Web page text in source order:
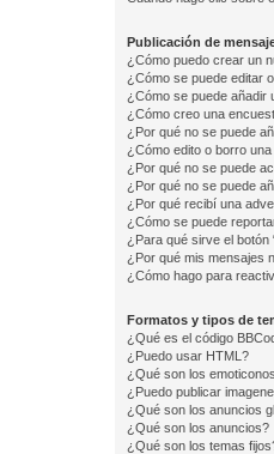
Publicación de
¿Cómo puedo crear un
¿Cómo se puede editar
¿Cómo se puede añadir
¿Cómo creo una
¿Por qué no se puede
¿Cómo edito o borro
¿Por qué no se puede
¿Por qué no se puede
¿Por qué recibí una
¿Cómo se puede
¿Para qué sirve el botón
¿Por qué mis mensajes
¿Cómo hago para
Formatos y tipos de
¿Qué es el código
¿Puedo usar HTML?
¿Qué son los
¿Puedo publicar
¿Qué son los anuncios
¿Qué son los anuncios?
¿Qué son los temas